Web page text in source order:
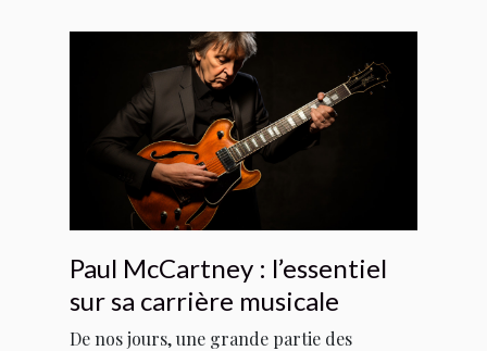
Paul McCartney : l’essentiel
sur sa carrière musicale
De nos jours, une grande partie des